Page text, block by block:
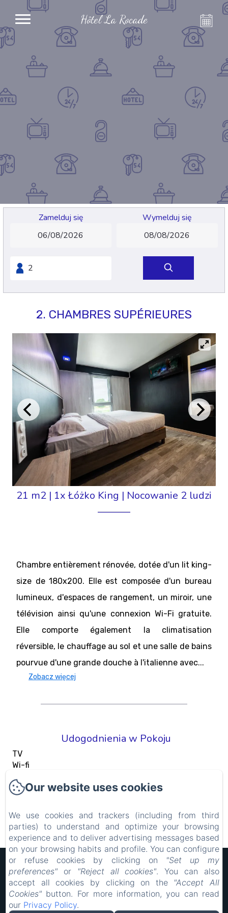
Hôtel La Rocade
Zamelduj się Wymelduj się
2. CHAMBRES SUPÉRIEURES
21 m2 | 1x Łóżko King | Nocowanie 2 ludzi
Chambre entièrement rénovée, dotée d'un lit king-
size de 180x200. Elle est composée d'un bureau
lumineux, d'espaces de rangement, un miroir, une
télévision ainsi qu'une connexion Wi-Fi gratuite.
Elle comporte également la climatisation
réversible, le chauffage au sol et une salle de bains
pourvue d'une grande douche à l'italienne avec...
Zobacz więcej
Udogodnienia w Pokoju
TV
Wi-fi
Climatisation
Bureau
Adaptateur
Zobacz wszystkie udogodnienia
Hôtel Rocade
Informacje prawne
18 IMPASSE LAVOISIER, PAMIERS, 09100, Francja
resarocade@gmx.fr
Our website uses cookies
We use cookies and trackers (including from third
parties) to understand and optimize your browsing
experience and to deliver advertising messages based
on your browsing habits and profile. You can configure
or refuse cookies by clicking on
"Set up my
preferences" or "Reject all cookies". You can also
accept all cookies by clicking on the "Accept All
Cookies" button. For more information, you can read
our Privacy Policy.